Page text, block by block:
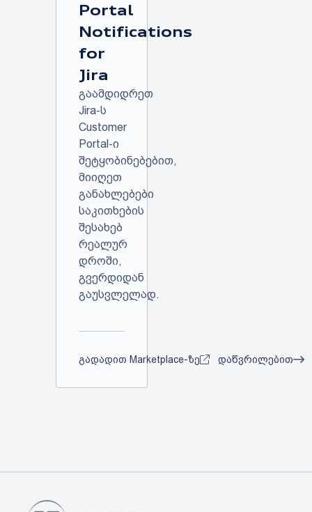
Portal
Notifications
for
Jira
გაამდიდრეთ
Jira-ს
Customer
Portal-ი
შეტყობინებებით,
მიიღეთ
განახლებები
საკითხების
შესახებ
რეალურ
დროში,
გვერდიდან
გაუსვლელად.
გადადით Marketplace-ზე დაწვრილებით